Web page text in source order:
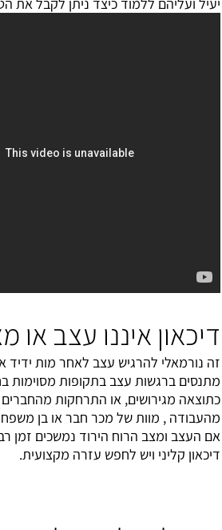
דיכאון איננו עצב או
זה נורמאלי להרגיש עצב לאחר מות ידיד
כתוצאה מגירושים, או התרחקות מהחברים
מהעבודה , מוות של מכר חבר או בן
אם העצב ומצב הרוח הירוד נמשכים זמן
דיכאון קליני ויש לחפש עזרה מקצועית.